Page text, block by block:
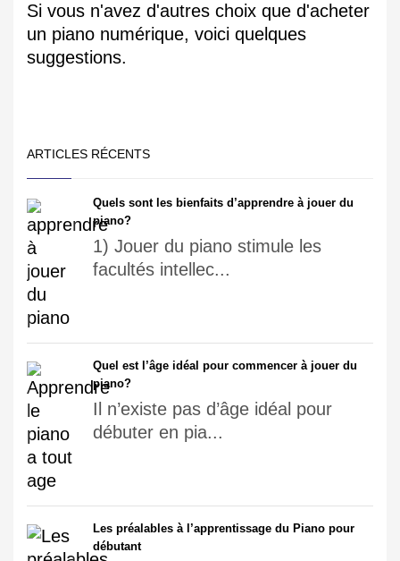
Si vous n'avez d'autres choix que d'acheter
un piano numérique, voici quelques
suggestions.
ARTICLES RÉCENTS
Quels sont les bienfaits d’apprendre à jouer du
piano?
1) Jouer du piano stimule les
facultés intellec...
Quel est l’âge idéal pour commencer à jouer du
piano?
Il n’existe pas d’âge idéal pour
débuter en pia...
Les préalables à l’apprentissage du Piano pour
débutant